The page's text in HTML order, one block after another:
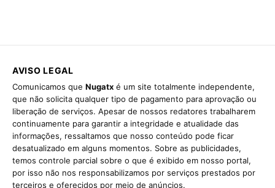
AVISO LEGAL
Comunicamos que Nugatx é um site totalmente independente,
que não solicita qualquer tipo de pagamento para aprovação ou
liberação de serviços. Apesar de nossos redatores trabalharem
continuamente para garantir a integridade e atualidade das
informações, ressaltamos que nosso conteúdo pode ficar
desatualizado em alguns momentos. Sobre as publicidades,
temos controle parcial sobre o que é exibido em nosso portal,
por isso não nos responsabilizamos por serviços prestados por
terceiros e oferecidos por meio de anúncios.